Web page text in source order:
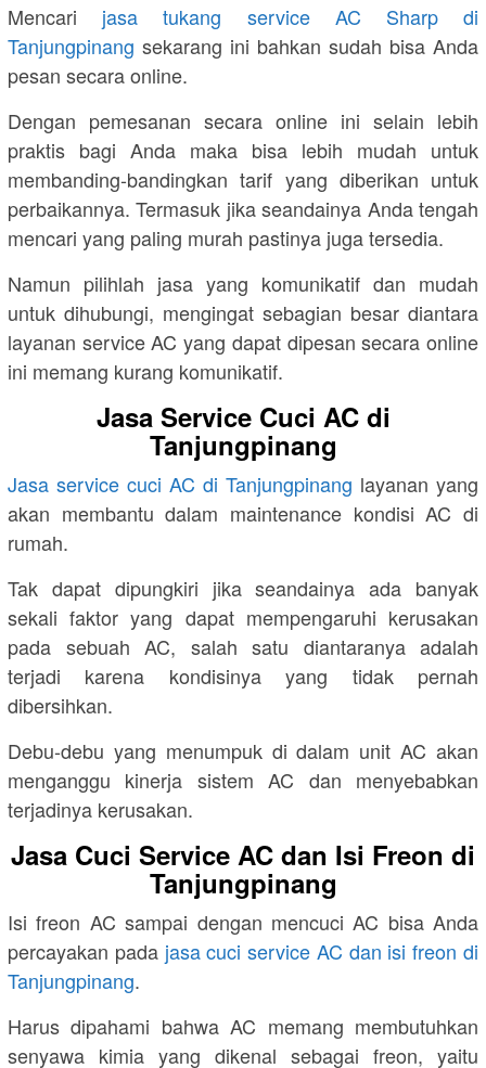
Mencari jasa tukang service AC Sharp di
Tanjungpinang sekarang ini bahkan sudah bisa Anda
pesan secara online.
Dengan pemesanan secara online ini selain lebih
praktis bagi Anda maka bisa lebih mudah untuk
membanding-bandingkan tarif yang diberikan untuk
perbaikannya. Termasuk jika seandainya Anda tengah
mencari yang paling murah pastinya juga tersedia.
Namun pilihlah jasa yang komunikatif dan mudah
untuk dihubungi, mengingat sebagian besar diantara
layanan service AC yang dapat dipesan secara online
ini memang kurang komunikatif.
Jasa Service Cuci AC di
Tanjungpinang
Jasa service cuci AC di Tanjungpinang layanan yang
akan membantu dalam maintenance kondisi AC di
rumah.
Tak dapat dipungkiri jika seandainya ada banyak
sekali faktor yang dapat mempengaruhi kerusakan
pada sebuah AC, salah satu diantaranya adalah
terjadi karena kondisinya yang tidak pernah
dibersihkan.
Debu-debu yang menumpuk di dalam unit AC akan
menganggu kinerja sistem AC dan menyebabkan
terjadinya kerusakan.
Jasa Cuci Service AC dan Isi Freon di
Tanjungpinang
Isi freon AC sampai dengan mencuci AC bisa Anda
percayakan pada jasa cuci service AC dan isi freon di
Tanjungpinang.
Harus dipahami bahwa AC memang membutuhkan
senyawa kimia yang dikenal sebagai freon, yaitu